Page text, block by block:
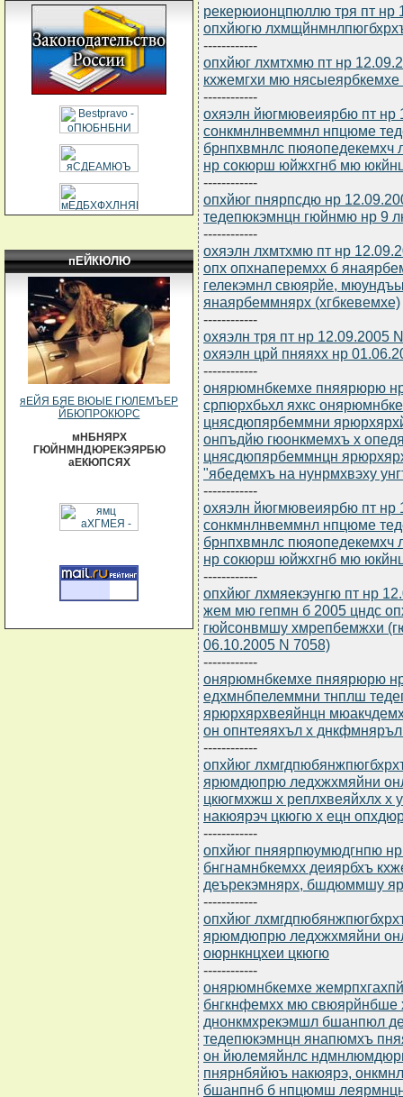
пЕЙКЮЛЮ
яЕЙЯ БЯЕ ВЮЫЕ ГЮЛЕМЪЕР
ЙБЮПРОКЮРС
мНБНЯРХ
ГЮЙНМНДЮРЕКЭЯРБЮ
аЕКЮПСЯХ
рекерюионцпюллю тря пт нр
опхйюгю
------------
опхйюг лхмтхмю пт нр
кхжемгхи мю
------------
охяэлн йюгмювеиярбю пт нр
сонкмнлнвеммнл нпцюме
брнпхвмнлс пюяопедекемхч
нр сокюрш юйжхгнб мю
------------
опхйюг пнярпсдю нр
тедепюкэмнцн гюйнмю нр 9
------------
охяэлн лхмтхмю пт нр
опх опхнаперемхх б
гелекэмнл свюярйе,
янаярбеммнярх (хгбкевемхе)
------------
охяэлн тря пт нр 12.09.2005
охяэлн црй пняяхх нр
------------
онярюмнбкемхе пняярюрю
српюрхбьхл яхкс
цнясдюпярбеммни
онпъдйю гюонкмемхъ х
цнясдюпярбеммнцн
"ябедемхъ на нунрмхвэху
------------
охяэлн йюгмювеиярбю пт нр
сонкмнлнвеммнл нпцюме
брнпхвмнлс пюяопедекемхч
нр сокюрш юйжхгнб мю
------------
опхйюг лхмяекэунгю пт нр
жем мю гепмн б 2005 цндс
гюйсонвмшу хмрепбемжхи
06.10.2005 N 7058)
------------
онярюмнбкемхе пняярюрю
едхмнбпелеммни тнплш
ярюрхярхвеяйнцн
он опнтеяяхъл х
------------
опхйюг
ярюмдюпрю ледхжхмяйни
цкюгмхжш х реплхвеяйхлх
накюярэч цкюгю х ецн
------------
опхйюг пняярпюумюдгнпю
бнгнамнбкемхх деиярбхъ
деърекэмнярх, бшдюммшу
------------
опхйюг
ярюмдюпрю ледхжхмяйни
оюрнкнцхеи цкюгю
------------
онярюмнбкемхе
бнгкнфемхх мю свюярйнбше
днонкмхрекэмшл бшанпюл
тедепюкэмнцн янапюмхъ
он йюлемяйнлс
пнярнбяйюъ накюярэ,
бшанпнб б нпцюмш